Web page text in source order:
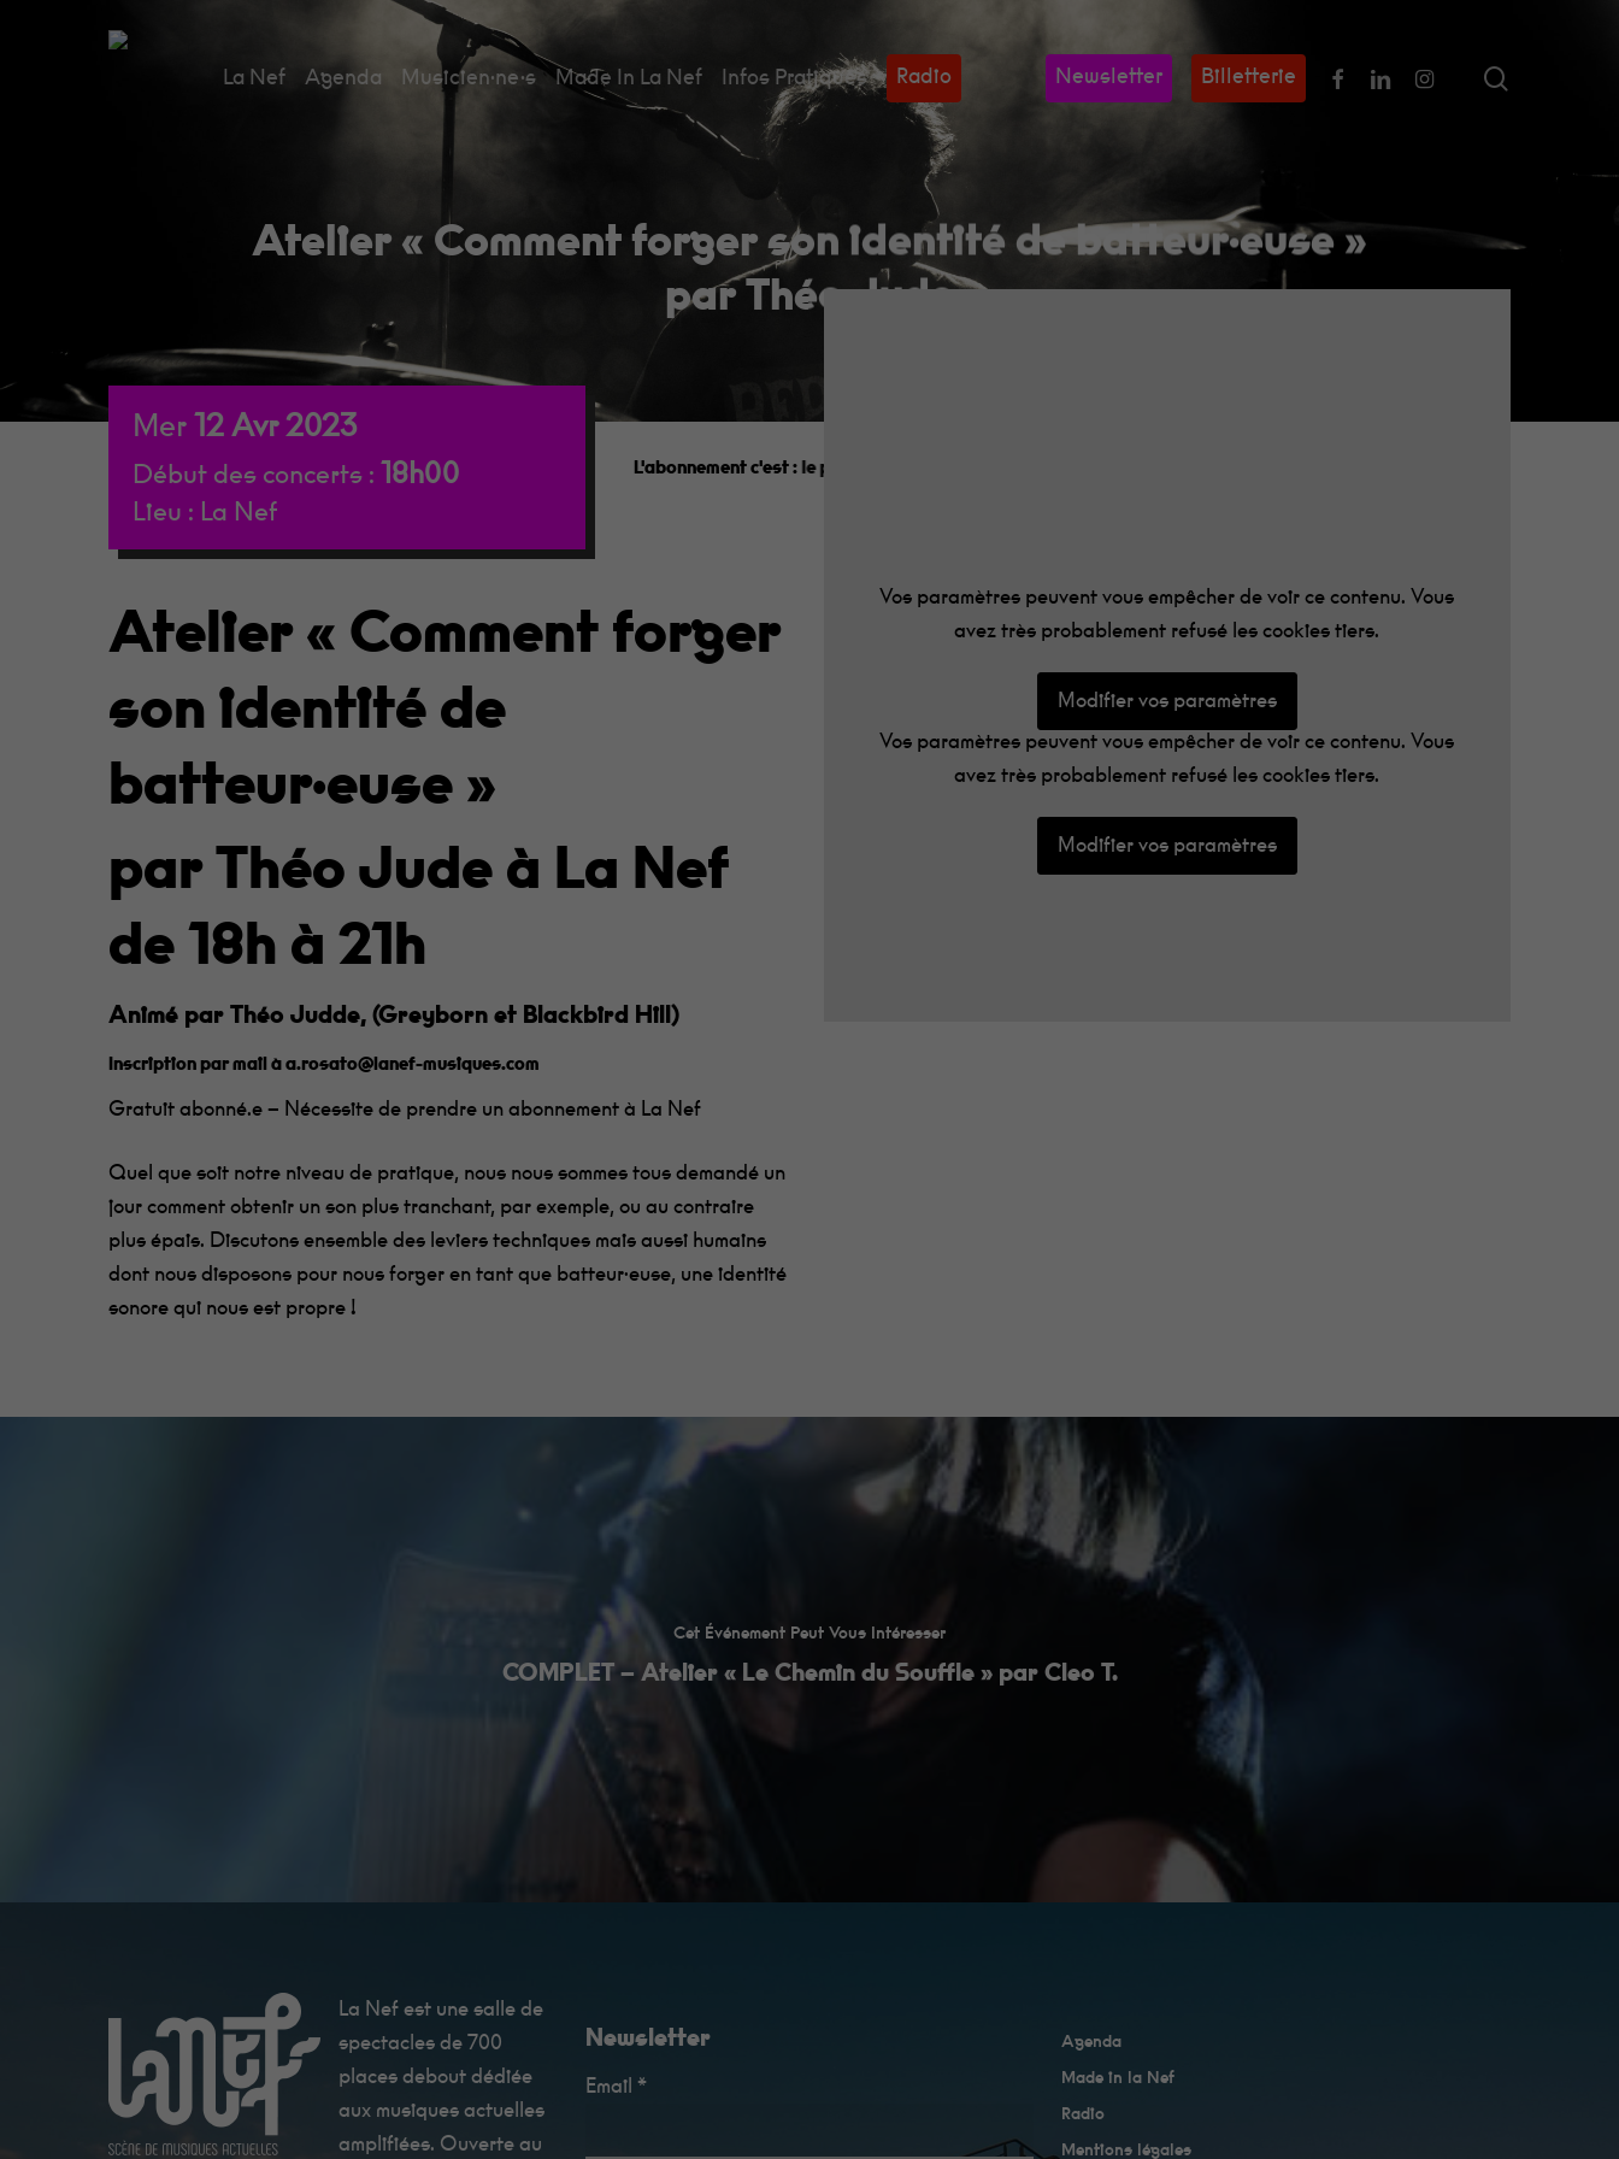
La Nef Agenda Musicien·ne·s Made In La Nef Infos Pratiques Radio Newsletter Billetterie FacebookLinkedinInstagram
Atelier « Comment forger son identité de batteur·euse »
par Théo Jude
Mer 12 Avr 2023
Début des concerts : 18h00
Lieu : La Nef
L'abonnement c'est : le programme dans votre boîte aux lettres
Atelier « Comment forger
son identité de
batteur·euse »
par Théo Jude à La Nef
de 18h à 21h
Animé par Théo Judde, (Greyborn et Blackbird Hill)
Inscription par mail àa.rosato@lanef-musiques.com
Gratuit abonné.e – Nécessite de prendre un abonnement à La Nef
Quel que soit notre niveau de pratique, nous nous sommes tous demandé un
jour comment obtenir un son plus tranchant, par exemple, ou au contraire
plus épais. Discutons ensemble des leviers techniques mais aussi humains
dont nous disposons pour nous forger en tant que batteur·euse, une identité
sonore qui nous est propre !
Vos paramètres peuvent vous empêcher de voir ce contenu. Vous
avez très probablement refusé les cookies tiers.
Modifier vos paramètres
Vos paramètres peuvent vous empêcher de voir ce contenu. Vous
avez très probablement refusé les cookies tiers.
Modifier vos paramètres
Cet Événement Peut Vous Intéresser
COMPLET – Atelier « Le Chemin du Souffle » par Cleo T.
La Nef est une salle de
spectacles de 700
places debout dédiée
aux musiques actuelles
amplifiées. Ouverte au
Newsletter
Email *
Agenda
Made in la Nef
Radio
Mentions légales